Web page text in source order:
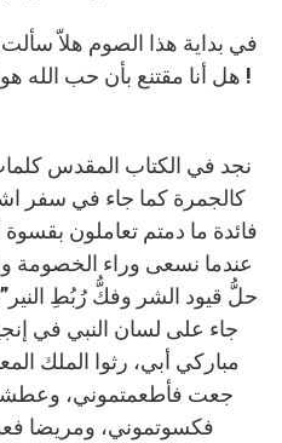
في بداية هذا الصوم هلاّ
! هل أنا مقتنع بأن حب الله
نجد في الكتاب المقدس
فائدة ما دمتم تعاملون
عندما نسعى وراء الخصومة
حلُّ قيود الشر وفكُّ رُبُطِ
جاء على لسان النبي في
مباركي أبي، رثوا الملك
جعت فأطعمتموني،
فكسوتموني، ومريضا